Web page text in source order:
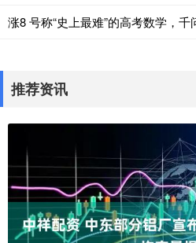
涨8 号称“史上最难”的高考数学，千
推荐资讯